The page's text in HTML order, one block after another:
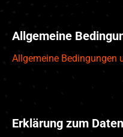
Allgemeine
Allgemeine Bedingungen
Erklärung zum